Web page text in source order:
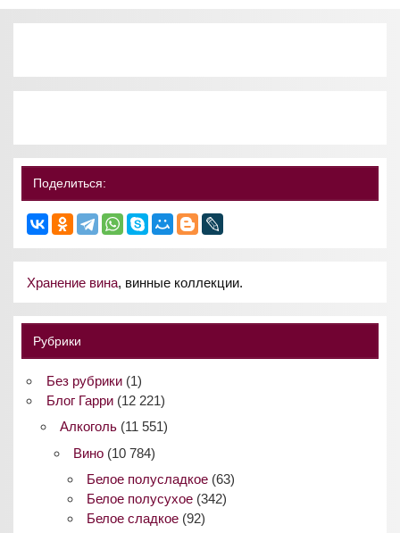
Поделиться:
Хранение вина, винные коллекции.
Рубрики
Без рубрики(1)
Блог Гарри(12 221)
Алкоголь(11 551)
Вино(10 784)
Белое полусладкое (63)
Белое полусухое (342)
Белое сладкое (92)